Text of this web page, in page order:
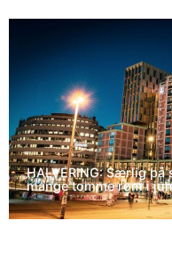
HALVERING: Særlig
mange tomme rom i